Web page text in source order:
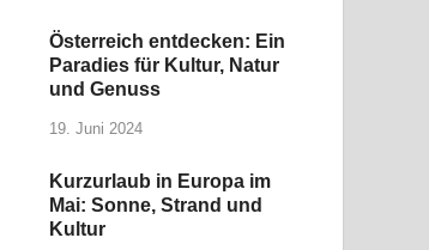
Österreich entdecken: Ein
Paradies für Kultur, Natur
und Genuss
19. Juni 2024
Kurzurlaub in Europa im
Mai: Sonne, Strand und
Kultur